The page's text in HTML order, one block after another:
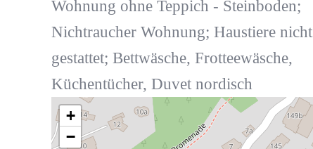
Wohnung ohne Teppich - Steinboden;
Nichtraucher Wohnung; Haustiere nicht
gestattet; Bettwäsche, Frotteewäsche,
Küchentücher, Duvet nordisch
+
−